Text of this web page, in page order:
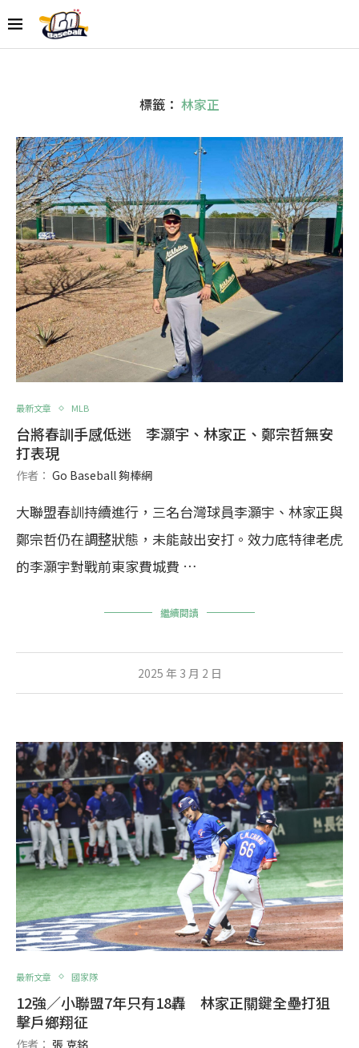
標籤： 林家正
最新文章 MLB
台將春訓手感低迷 李灝宇、林家正、鄭宗哲無安
打表現
作者： Go Baseball 夠棒網
大聯盟春訓持續進行，三名台灣球員李灝宇、林家正與
鄭宗哲仍在調整狀態，未能敲出安打。效力底特律老虎
的李灝宇對戰前東家費城費 …
繼續閱讀
2025 年 3 月 2 日
最新文章 國家隊
12強／小聯盟7年只有18轟 林家正關鍵全壘打狙
擊戶鄉翔征
作者： 張 克銘